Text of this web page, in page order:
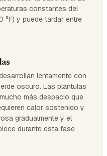
constantes del
y puede tardar entre
lentamente con
oscuro. Las plántulas
más despacio que
calor sostenido y
gradualmente y el
durante esta fase